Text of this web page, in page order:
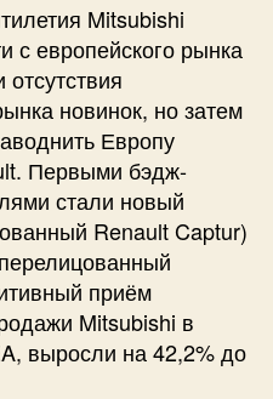
Mitsubishi
с европейского рынка
новинок, но затем
Европу
Первыми бэдж-
стали новый
Renault Captur)
приём
Mitsubishi в
выросли на 42,2% до